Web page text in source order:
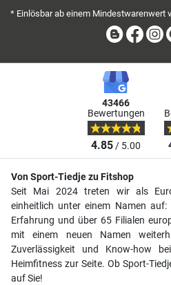
* Einlösbar ab einem Mindestwarenwert
Blog
43466
Bewertungen
4.85/ 5.00
Von Sport-Tiedje zu Fitshop
Seit Mai 2024 treten wir als
einheitlich unter einem Namen
Erfahrung und über 65 Filialen
mit einem neuen Namen
Zuverlässigkeit und Know-how
Heimfitness zur Seite. Ob Sport-
auf Sie!